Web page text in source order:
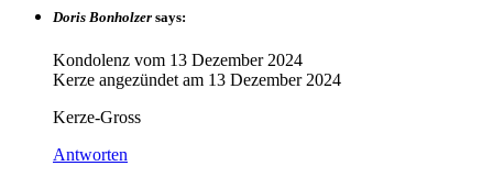
Doris Bonholzer says:
Kondolenz vom 13 Dezember 2024
Kerze angezündet am 13 Dezember 2024
Kerze-Gross
Antworten